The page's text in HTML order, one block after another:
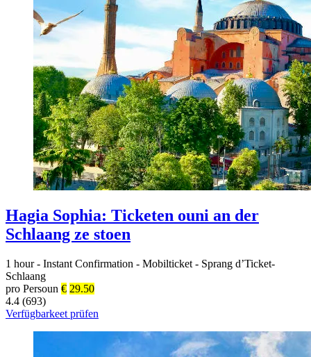
Hagia Sophia: Ticketen ouni an der
Schlaang ze stoen
1 hour - Instant Confirmation - Mobilticket - Sprang d’Ticket-
Schlaang
pro Persoun € 29.50
4.4 (693)
Verfügbarkeet prüfen